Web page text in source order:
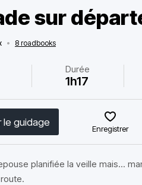
sur
• 8 roadbooks
Durée
1h17
le guidage
Enregistrer
planifiée la veille mais...